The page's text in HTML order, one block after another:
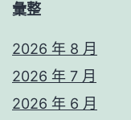
彙整
2026 年 8 月
2026 年 7 月
2026 年 6 月